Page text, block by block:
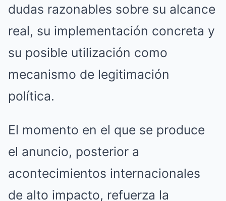
dudas razonables sobre su alcance
real, su implementación concreta y
su posible utilización como
mecanismo de legitimación
política.
El momento en el que se produce
el anuncio, posterior a
acontecimientos internacionales
de alto impacto, refuerza la